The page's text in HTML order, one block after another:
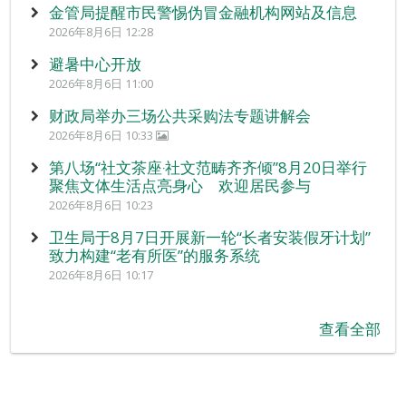
金管局提醒市民警惕伪冒金融机构网站及信息
2026年8月6日 12:28
避暑中心开放
2026年8月6日 11:00
财政局举办三场公共采购法专题讲解会
2026年8月6日 10:33
第八场“社文茶座‧社文范畴齐齐倾”8月20日举行
聚焦文体生活点亮身心 欢迎居民参与
2026年8月6日 10:23
卫生局于8月7日开展新一轮“长者安装假牙计划”
致力构建“老有所医”的服务系统
2026年8月6日 10:17
查看全部